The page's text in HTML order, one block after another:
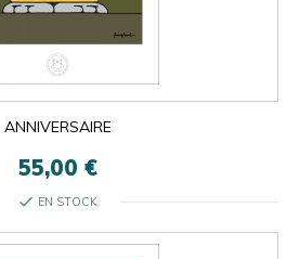
ANNIVERSAIRE
55,00 €
check EN STOCK